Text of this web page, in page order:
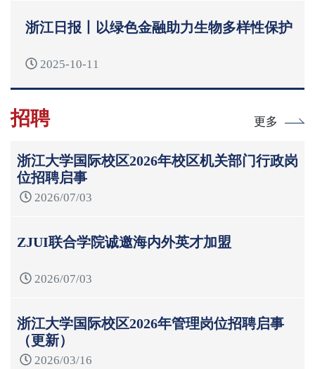
浙江日报丨以绿色金融助力生物多样性保护
2025-10-11
招聘 更多
浙江大学国际校区2026年校区机关部门行政岗
位招聘启事
2026/07/03
ZJUI联合学院诚邀海内外英才加盟
2026/07/03
浙江大学国际校区2026年管理岗位招聘启事
（更新）
2026/03/16